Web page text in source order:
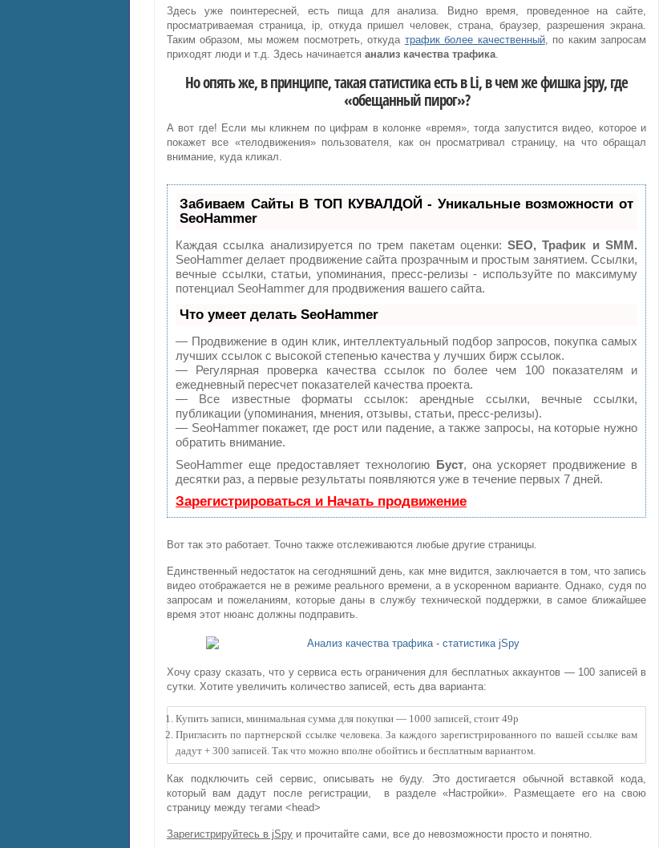
Здесь уже поинтересней, есть пища для анализа. Видно время, проведенное на сайте,
просматриваемая страница, ip, откуда пришел человек, страна, браузер, разрешения экрана.
Таким образом, мы можем посмотреть, откуда трафик более качественный, по каким запросам
приходят люди и т.д. Здесь начинается анализ качества трафика.
Но опять же, в принципе, такая статистика есть в Li, в чем же фишка jspy, где
«обещанный пирог»?
А вот где! Если мы кликнем по цифрам в колонке «время», тогда запустится видео, которое и
покажет все «телодвижения» пользователя, как он просматривал страницу, на что обращал
внимание, куда кликал.
Забиваем Сайты В ТОП КУВАЛДОЙ - Уникальные возможности от
SeoHammer
Каждая ссылка анализируется по трем пакетам оценки:SEO, Трафик и SMM.
SeoHammer делает продвижение сайта прозрачным и простым занятием. Ссылки,
вечные ссылки, статьи, упоминания, пресс-релизы - используйте по максимуму
потенциал SeoHammer для продвижения вашего сайта.
Что умеет делать SeoHammer
— Продвижение в один клик, интеллектуальный подбор запросов, покупка самых
лучших ссылок с высокой степенью качества у лучших бирж ссылок.
— Регулярная проверка качества ссылок по более чем 100 показателям и
ежедневный пересчет показателей качества проекта.
— Все известные форматы ссылок: арендные ссылки, вечные ссылки,
публикации (упоминания, мнения, отзывы, статьи, пресс-релизы).
— SeoHammer покажет, где рост или падение, а также запросы, на которые нужно
обратить внимание.
SeoHammer еще предоставляет технологию Буст, она ускоряет продвижение в
десятки раз, а первые результаты появляются уже в течение первых 7 дней.
Зарегистрироваться и Начать продвижение
Вот так это работает. Точно также отслеживаются любые другие страницы.
Единственный недостаток на сегодняшний день, как мне видится, заключается в том, что запись
видео отображается не в режиме реального времени, а в ускоренном варианте. Однако, судя по
запросам и пожеланиям, которые даны в службу технической поддержки, в самое ближайшее
время этот нюанс должны подправить.
Хочу сразу сказать, что у сервиса есть ограничения для бесплатных аккаунтов — 100 записей в
сутки. Хотите увеличить количество записей, есть два варианта:
Купить записи, минимальная сумма для покупки — 1000 записей, стоит 49р
Пригласить по партнерской ссылке человека. За каждого зарегистрированного по вашей ссылке вам
дадут + 300 записей. Так что можно вполне обойтись и бесплатным вариантом.
Как подключить сей сервис, описывать не буду. Это достигается обычной вставкой кода,
который вам дадут после регистрации, в разделе «Настройки». Размещаете его на свою
страницу между тегами <head>
Зарегистрируйтесь в jSpy и прочитайте сами, все до невозможности просто и понятно.